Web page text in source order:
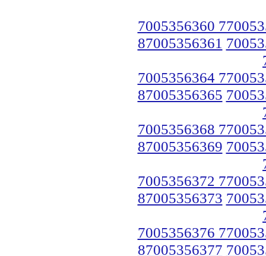
7005356360
87005356361
7005356364
87005356365
7005356368
87005356369
7005356372
87005356373
7005356376
87005356377